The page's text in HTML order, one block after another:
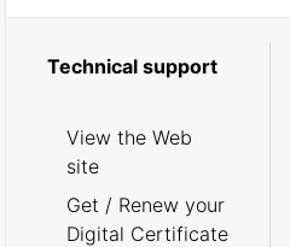
Technical support
View the Web
site
Get / Renew your
Digital Certificate